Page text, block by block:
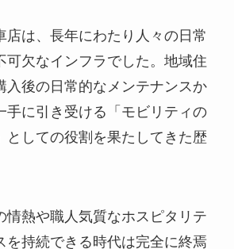
店は、長年にわたり人々の日常
可欠なインフラでした。地域住
入後の日常的なメンテナンスか
手に引き受ける「モビリティの
としての役割を果たしてきた歴
情熱や職人気質なホスピタリテ
を持続できる時代は完全に終焉